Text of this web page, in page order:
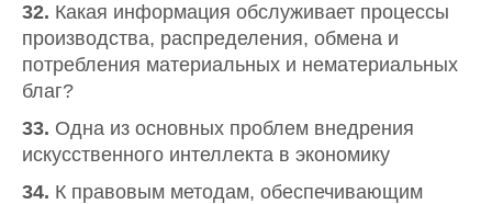
32. Какая информация обслуживает процессы
производства, распределения, обмена и
потребления материальных и нематериальных
благ?
33. Одна из основных проблем внедрения
искусственного интеллекта в экономику
34. К правовым методам, обеспечивающим